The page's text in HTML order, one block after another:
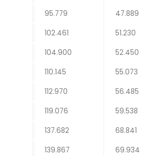
95.779
47.889
102.461
51.230
104.900
52.450
110.145
55.073
112.970
56.485
119.076
59.538
137.682
68.841
139.867
69.934